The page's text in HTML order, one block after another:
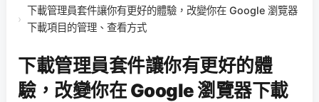
›
下載管理員套件讓你有更好的體驗，改變你在 Google 瀏覽器
下載項目的管理、查看方式
下載管理員套件讓你有更好的體
驗，改變你在 Google 瀏覽器下載